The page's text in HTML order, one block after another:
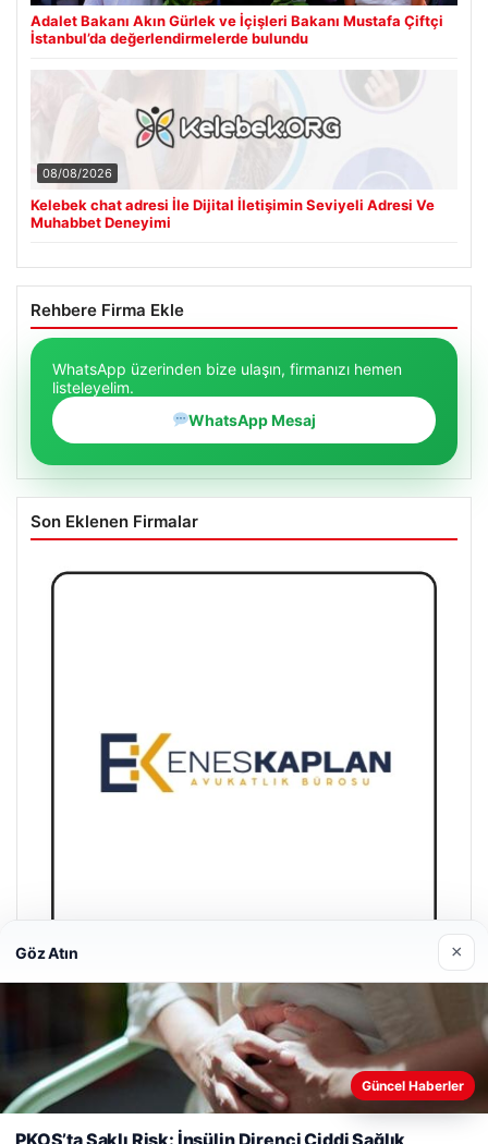
Adalet Bakanı Akın Gürlek ve İçişleri Bakanı Mustafa Çiftçi
İstanbul’da değerlendirmelerde bulundu
08/08/2026
Kelebek chat adresi İle Dijital İletişimin Seviyeli Adresi Ve
Muhabbet Deneyimi
Rehbere Firma Ekle
WhatsApp üzerinden bize ulaşın, firmanızı hemen
listeleyelim.
WhatsApp Mesaj
Son Eklenen Firmalar
Enes Kaplan Avukatlık Bürosu
Web sitemizi nasıl kullandığınızı daha iyi anlayabilmek,
Göz Atın ×
Güncel Haberler
PKOS’ta Saklı Risk: İnsülin Direnci Ciddi Sağlık